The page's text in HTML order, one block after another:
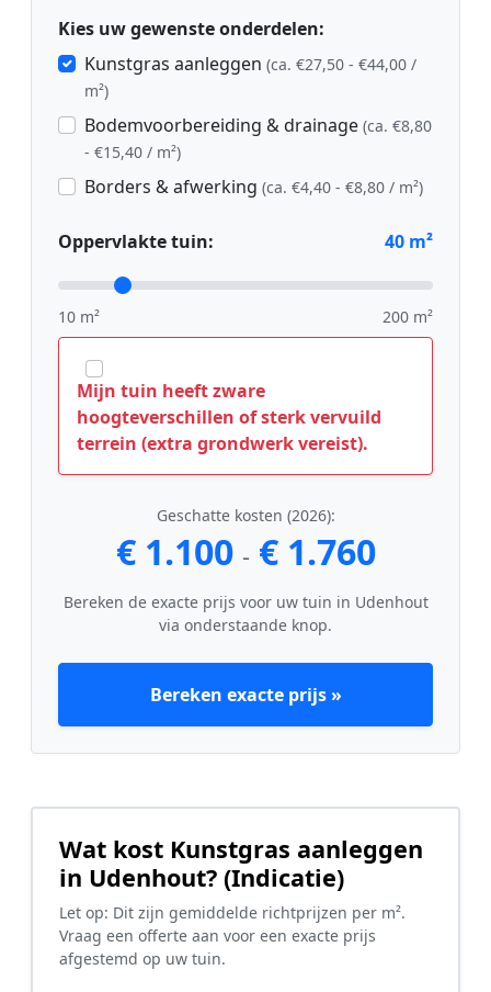
Kies uw gewenste onderdelen:
Kunstgras aanleggen (ca. €27,50 - €44,00 /
m²)
Bodemvoorbereiding & drainage (ca. €8,80
- €15,40 / m²)
Borders & afwerking (ca. €4,40 - €8,80 / m²)
Oppervlakte tuin: 40 m²
10 m² 200 m²
Mijn tuin heeft zware
hoogteverschillen of sterk vervuild
terrein (extra grondwerk vereist).
Geschatte kosten (2026):
€ 1.100 - € 1.760
Bereken de exacte prijs voor uw tuin in Udenhout
via onderstaande knop.
Bereken exacte prijs »
Wat kost Kunstgras aanleggen
in Udenhout? (Indicatie)
Let op: Dit zijn gemiddelde richtprijzen per m².
Vraag een offerte aan voor een exacte prijs
afgestemd op uw tuin.